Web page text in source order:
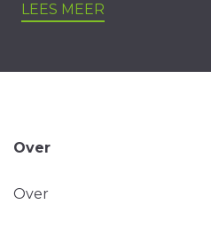
LEES MEER
Over
Over